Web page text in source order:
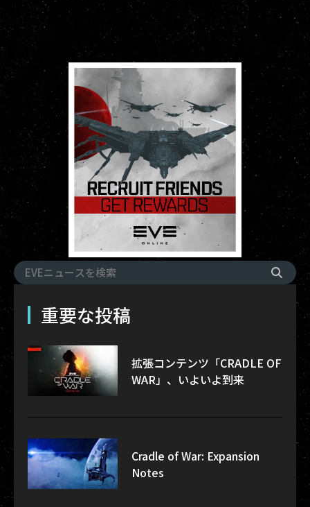
重要な投稿
拡張コンテンツ「CRADLE OF
WAR」、いよいよ到来
Cradle of War: Expansion
Notes